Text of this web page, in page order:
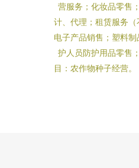
营服务；化妆品零售
计、代理；租赁服务
电子产品销售；塑料
护人员防护用品零售
目：农作物种子经营